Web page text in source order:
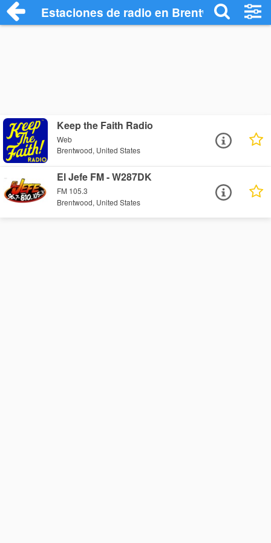
Estaciones de radio en Brentwood -
Keep the Faith Radio
Web
Brentwood, United States
El Jefe FM - W287DK
FM 105.3
Brentwood, United States